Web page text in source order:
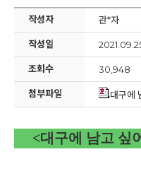
작성자 관*자
작성일
조회수 30,948
첨부파일 대구에 남
<대구에 남고 싶